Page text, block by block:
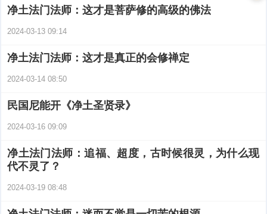
净土法门法师：这才是菩萨修的高级的佛法
2024-03-13 09:14
净土法门法师：这才是真正的会修禅定
2024-03-14 08:50
民国尼能开《净土圣贤录》
2024-03-16 09:09
净土法门法师：追福、超度，古时候很灵，为什么现
代不灵了？
2024-03-19 08:48